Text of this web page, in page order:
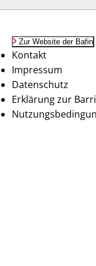
Zur Website der Bafin
Kontakt
Impressum
Datenschutz
Erklärung zur